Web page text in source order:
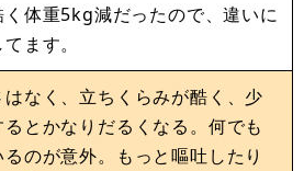
体重5kg減だったので、違いに
ます。
なく、立ちくらみが酷く、少
るとかなりだるくなる。何でも
のが意外。もっと嘔吐したり